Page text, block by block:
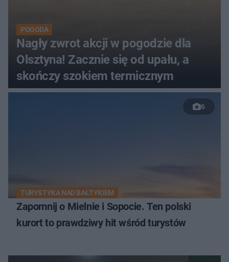
POGODA
Nagły zwrot akcji w pogodzie dla
Olsztyna! Zacznie się od upału, a
skończy szokiem termicznym
6
TURYSTYKA NAD BAŁTYKIEM
Zapomnij o Mielnie i Sopocie. Ten polski
kurort to prawdziwy hit wśród turystów